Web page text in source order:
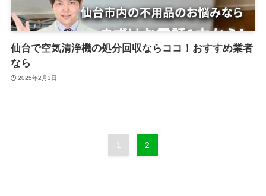
仙台で空気清浄機の処分回収ならココ！おすすめ業者
なら
2025年2月3日
1 2